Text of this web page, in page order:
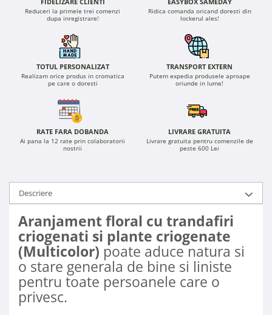
Reduceri la primele trei comenzi
dupa inregistrare!
Ridica comanda oricand doresti din
lockerul ales!
TOTUL PERSONALIZAT
Realizam orice produs in cromatica
pe care o doresti
TRANSPORT EXTERN
Putem expedia produsele aproape
oriunde in lume!
RATE FARA DOBANDA
Ai pana la 12 rate prin colaboratorii
nostrii
LIVRARE GRATUITA
Livrare gratuita pentru comenzile de
peste 600 Lei
Descriere
Aranjament floral cu trandafiri
criogenati si plante criogenate
(Multicolor) poate aduce natura si
o stare generala de bine si liniste
pentru toate persoanele care o
privesc.